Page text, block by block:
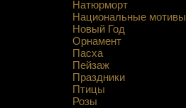
Натюрморт
Национальные мотивы
Новый Год
Орнамент
Пасха
Пейзаж
Праздники
Птицы
Розы